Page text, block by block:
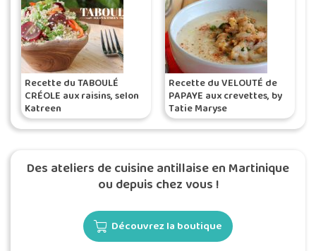
Recette du TABOULÉ
CRÉOLE aux raisins, selon
Katreen
Recette du VELOUTÉ de
PAPAYE aux crevettes, by
Tatie Maryse
Des ateliers de cuisine antillaise en Martinique
ou depuis chez vous !
Découvrez la boutique